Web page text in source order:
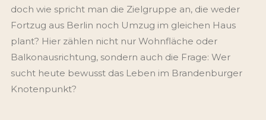
doch wie spricht man die Zielgruppe an, die weder
Fortzug aus Berlin noch Umzug im gleichen Haus
plant? Hier zählen nicht nur Wohnfläche oder
Balkonausrichtung, sondern auch die Frage: Wer
sucht heute bewusst das Leben im Brandenburger
Knotenpunkt?